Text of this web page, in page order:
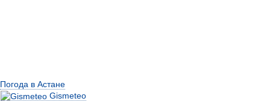
Погода в Астане
Gismeteo